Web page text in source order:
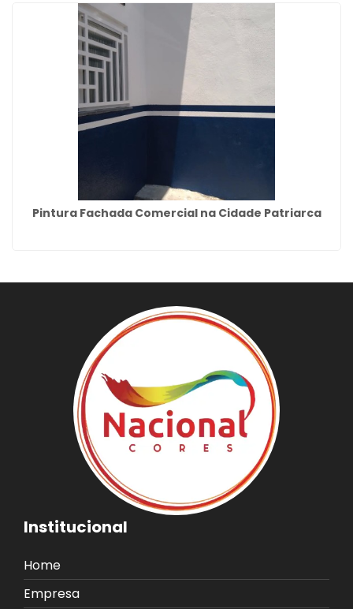
Pintura Fachada Comercial na Cidade Patriarca
Institucional
Home
Empresa